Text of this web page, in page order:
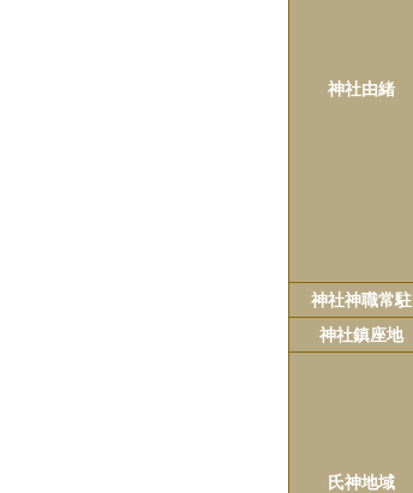
神社由緒
神社神職常駐
神社鎮座地
氏神地域